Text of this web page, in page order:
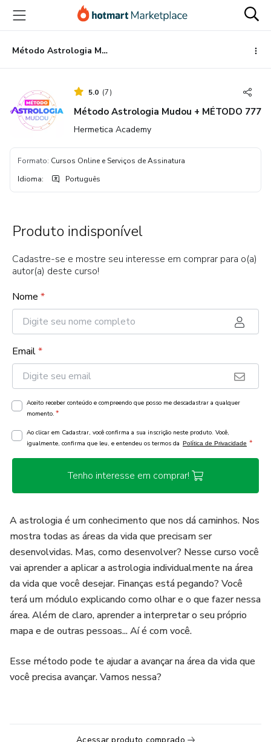
para
conteúdo
principal
para
pagamento
para
rodapé
Método Astrologia Mudou + MÉTODO 777
5.0 (7)
Método Astrologia Mudou + MÉTODO 777
Hermetica Academy
Formato: Cursos Online e Serviços de Assinatura
Idioma: Português
Produto indisponível
Cadastre-se e mostre seu interesse em comprar para o(a)
autor(a) deste curso!
Nome *
Email*
Aceito receber conteúdo e compreendo que posso me descadastrar a qualquer
momento. *
Ao clicar em Cadastrar, você confirma a sua inscrição neste produto. Você,
igualmente, confirma que leu, e entendeu os termos da Política de Privacidade *
Tenho interesse em comprar!
A astrologia é um conhecimento que nos dá caminhos. Nos
mostra todas as áreas da vida que precisam ser
desenvolvidas. Mas, como desenvolver? Nesse curso você
vai aprender a aplicar a astrologia individualmente na área
da vida que você desejar. Finanças está pegando? Você
terá um módulo explicando como olhar e o que fazer nessa
área. Além de claro, aprender a interpretar o seu próprio
mapa e de outras pessoas... Aí é com você.
Esse método pode te ajudar a avançar na área da vida que
você precisa avançar. Vamos nessa?